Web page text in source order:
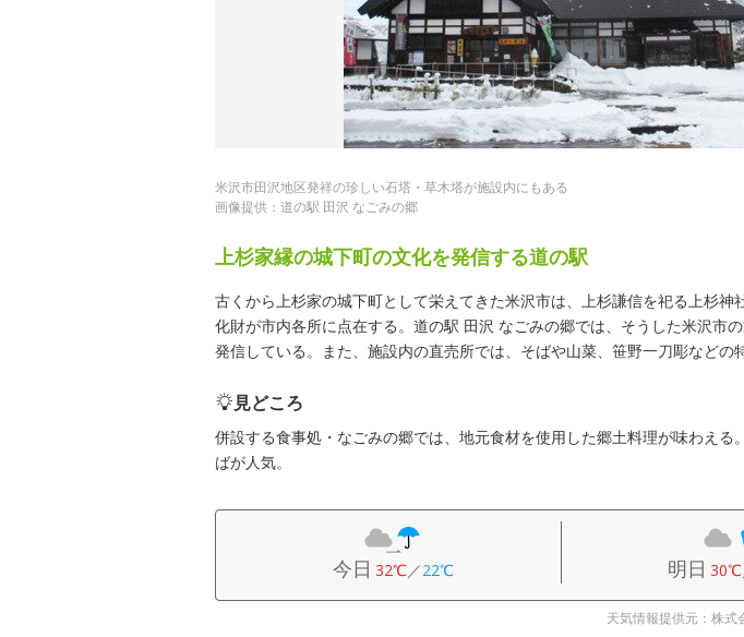
米沢市田沢地区発祥の珍しい石塔・草木塔が施設内にもある
画像提供：道の駅 田沢 なごみの郷
上杉家縁の城下町の文化を発信する道の駅
古くから上杉家の城下町として栄えてきた米沢市は、上杉謙信を祀る上杉神
化財が市内各所に点在する。道の駅 田沢 なごみの郷では、そうした米沢市
発信している。また、施設内の直売所では、そばや山菜、笹野一刀彫などの
見どころ
併設する食事処・なごみの郷では、地元食材を使用した郷土料理が味わえる
ばが人気。
今日 32℃／22℃ 明日 30℃
天気情報提供元：株式